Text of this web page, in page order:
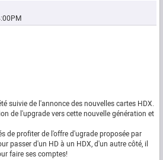
suivie de l'annonce des nouvelles cartes HDX.
de l'upgrade vers cette nouvelle génération et
de profiter de l'offre d'ugrade proposée par
passer d'un HD à un HDX, d'un autre côté, il
faire ses comptes!